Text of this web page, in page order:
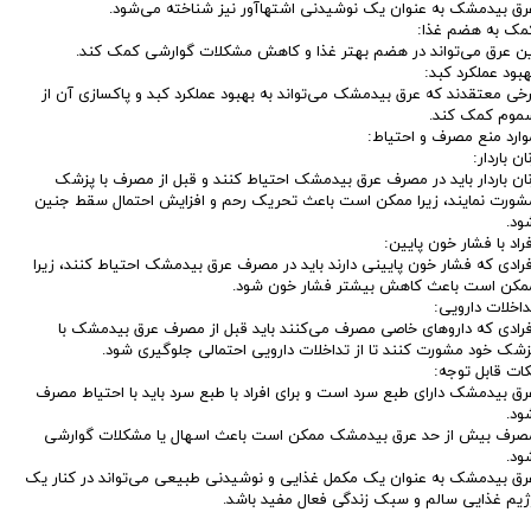
بیدمشک به عنوان یک نوشیدنی اشتهاآور نیز شناخته می‌شود.
به هضم غذا:
عرق می‌تواند در هضم بهتر غذا و کاهش مشکلات گوارشی کمک کند.
عملکرد کبد:
معتقدند که عرق بیدمشک می‌تواند به بهبود عملکرد کبد و پاکسازی آن از
کمک کند.
منع مصرف و احتیاط:
باردار:
باردار باید در مصرف عرق بیدمشک احتیاط کنند و قبل از مصرف با پزشک
نمایند، زیرا ممکن است باعث تحریک رحم و افزایش احتمال سقط جنین
با فشار خون پایین:
که فشار خون پایینی دارند باید در مصرف عرق بیدمشک احتیاط کنند، زیرا
است باعث کاهش بیشتر فشار خون شود.
دارویی:
که داروهای خاصی مصرف می‌کنند باید قبل از مصرف عرق بیدمشک با
خود مشورت کنند تا از تداخلات دارویی احتمالی جلوگیری شود.
قابل توجه:
بیدمشک دارای طبع سرد است و برای افراد با طبع سرد باید با احتیاط مصرف
بیش از حد عرق بیدمشک ممکن است باعث اسهال یا مشکلات گوارشی
بیدمشک به عنوان یک مکمل غذایی و نوشیدنی طبیعی می‌تواند در کنار یک
غذایی سالم و سبک زندگی فعال مفید باشد.